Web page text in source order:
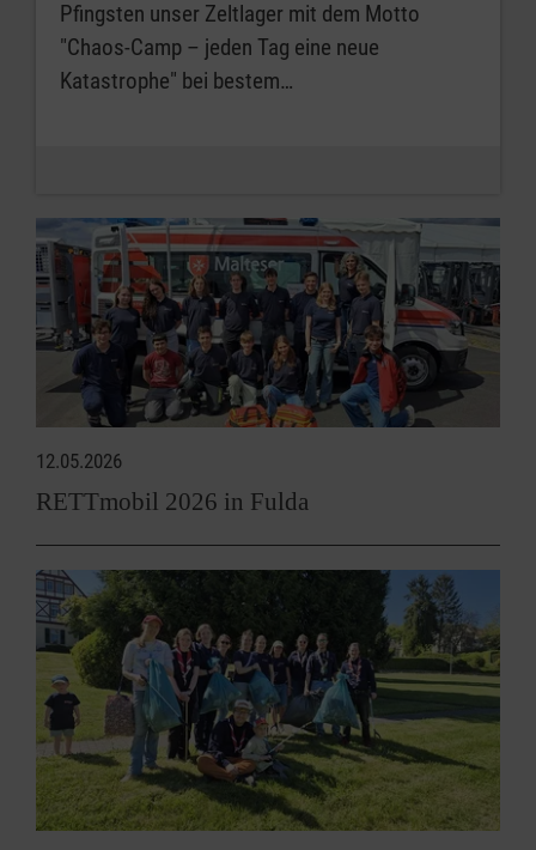
Pfingsten unser Zeltlager mit dem Motto
"Chaos-Camp – jeden Tag eine neue
Katastrophe" bei bestem…
12.05.2026
RETTmobil 2026 in Fulda